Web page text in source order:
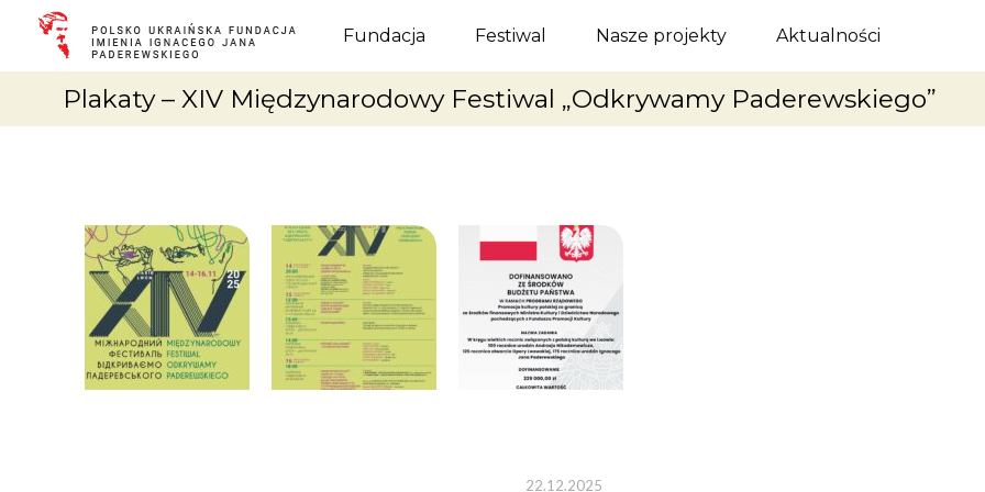
Fundacja Festiwal Nasze projekty Aktualności
Plakaty – XIV Międzynarodowy Festiwal „Odkrywamy Paderewskiego”
22.12.2025
Fundacja Festiwal Nasze projekty Aktualności